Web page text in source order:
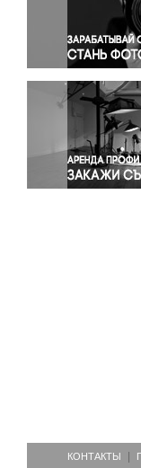
Религия
Светская
Спорт
Экология
КОНТАКТЫ